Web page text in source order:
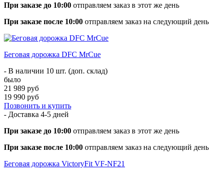
При заказе до 10:00 отправляем заказ в этот же день
При заказе после 10:00 отправляем заказ на следующий день
Беговая дорожка DFC MrCue
- В наличии 10 шт. (доп. склад)
было
21 989 руб
19 990 руб
Позвонить и купить
- Доставка 4-5 дней
При заказе до 10:00 отправляем заказ в этот же день
При заказе после 10:00 отправляем заказ на следующий день
Беговая дорожка VictoryFit VF-NF21